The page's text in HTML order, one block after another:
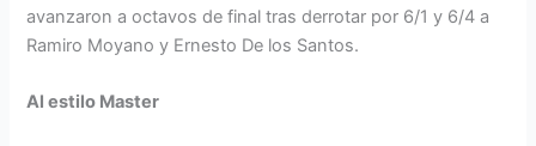
avanzaron a octavos de final tras derrotar por 6/1 y 6/4 a
Ramiro Moyano y Ernesto De los Santos.
Al estilo Master